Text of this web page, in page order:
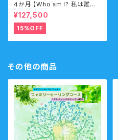
４か月 【Who am I? 私は誰な
のか？】サポートコース なんの
ために生まれてきたのか？人生
の目的・使命・生きがいサポート
コース （人生の目的・魂の使命）
¥127,500
15%OFF
その他の商品